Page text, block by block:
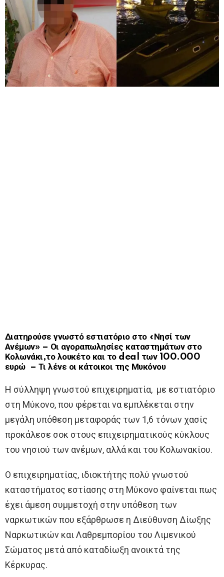
Διατηρούσε γνωστό εστιατόριο στο «Νησί των
Ανέμων» – Οι αγοραπωλησίες καταστημάτων στο
Κολωνάκι,το λουκέτο και το deal των 100.000
ευρώ – Τι λένε οι κάτοικοι της Μυκόνου
Η σύλληψη γνωστού επιχειρηματία, με εστιατόριο
στη Μύκονο, που φέρεται να εμπλέκεται στην
μεγάλη υπόθεση μεταφοράς των 1,6 τόνων χασίς
προκάλεσε σοκ στους επιχειρηματικούς κύκλους
του νησιού των ανέμων, αλλά και του Κολωνακίου.
Ο επιχειρηματίας, ιδιοκτήτης πολύ γνωστού
καταστήματος εστίασης στη Μύκονο φαίνεται πως
έχει άμεση συμμετοχή στην υπόθεση των
ναρκωτικών που εξάρθρωσε η Διεύθυνση Δίωξης
Ναρκωτικών και Λαθρεμπορίου του Λιμενικού
Σώματος μετά από καταδίωξη ανοικτά της
Κέρκυρας.